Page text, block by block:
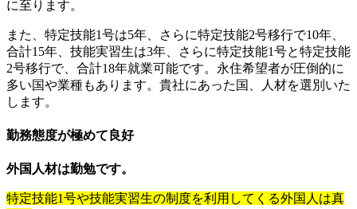
に至ります。
また、特定技能1号は5年、さらに特定技能2号移行で10年、
合計15年、技能実習生は3年、さらに特定技能1号と特定技能
2号移行で、合計18年就業可能です。永住希望者が圧倒的に
多い国や業種もあります。貴社にあった国、人材を選別いた
します。
勤務態度が極めて良好
外国人材は勤勉です。
特定技能1号や技能実習生の制度を利用してくる外国人は真